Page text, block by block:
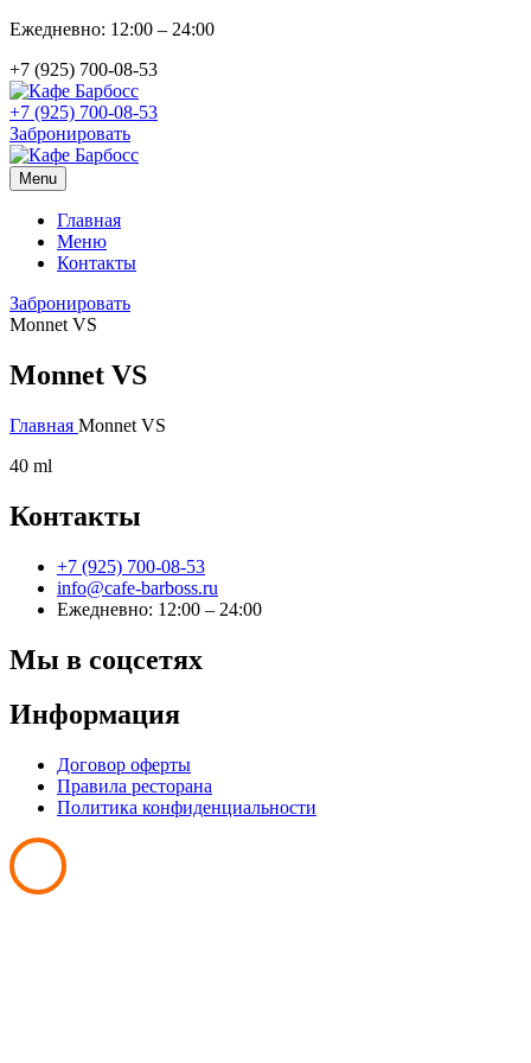
Ежедневно: 12:00 – 24:00
+7 (925) 700-08-53
+7 (925) 700-08-53
Забронировать
Menu
Главная
Меню
Контакты
Забронировать
Monnet VS
Monnet VS
Главная Monnet VS
40 ml
Контакты
+7 (925) 700-08-53
info@cafe-barboss.ru
Ежедневно: 12:00 – 24:00
Мы в соцсетях
Информация
Договор оферты
Правила ресторана
Политика конфиденциальности